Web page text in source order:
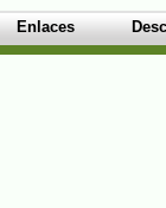
Enlaces